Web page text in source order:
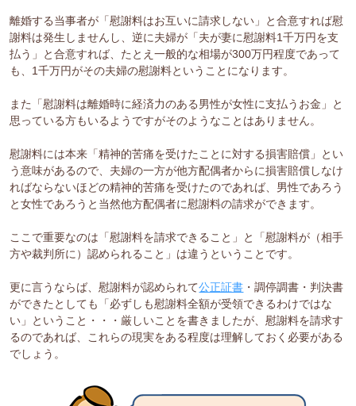
離婚する当事者が「慰謝料はお互いに請求しない」と合意すれば慰
謝料は発生しませんし、逆に夫婦が「夫が妻に慰謝料1千万円を支
払う」と合意すれば、たとえ一般的な相場が300万円程度であって
も、1千万円がその夫婦の慰謝料ということになります。
また「慰謝料は離婚時に経済力のある男性が女性に支払うお金」と
思っている方もいるようですがそのようなことはありません。
慰謝料には本来「精神的苦痛を受けたことに対する損害賠償」とい
う意味があるので、夫婦の一方が他方配偶者からに損害賠償しなけ
ればならないほどの精神的苦痛を受けたのであれば、男性であろう
と女性であろうと当然他方配偶者に慰謝料の請求ができます。
ここで重要なのは「慰謝料を請求できること」と「慰謝料が（相手
方や裁判所に）認められること」は違うということです。
更に言うならば、慰謝料が認められて公正証書 ・調停調書・判決書
ができたとしても「必ずしも慰謝料全額が受領できるわけではな
い」ということ・・・厳しいことを書きましたが、慰謝料を請求す
るのであれば、これらの現実をある程度は理解しておく必要がある
でしょう。